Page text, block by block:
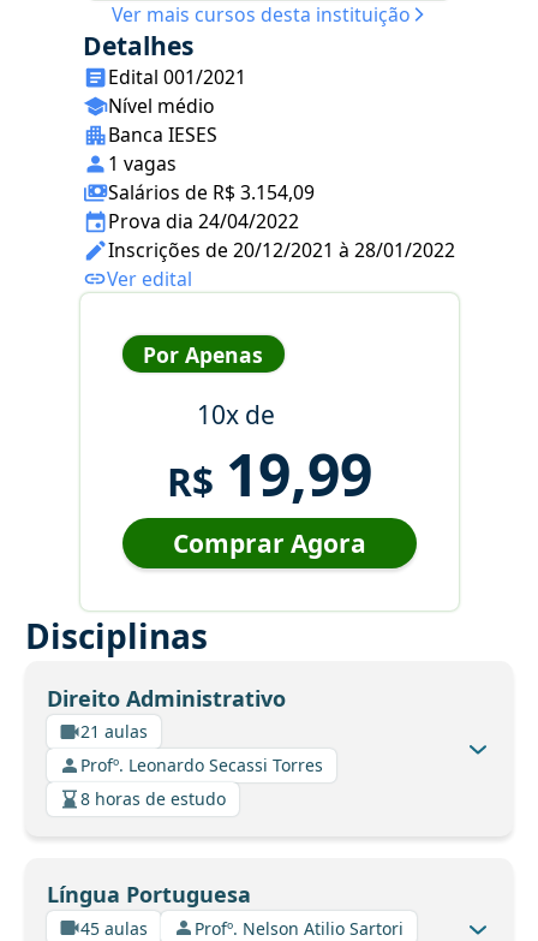
Ver mais cursos desta instituição
Detalhes
Edital 001/2021
Nível médio
Banca IESES
1 vagas
Salários de R$ 3.154,09
Prova dia 24/04/2022
Inscrições de 20/12/2021 à 28/01/2022
Ver edital
Por Apenas
10x de
R$ 19,99
Comprar Agora
Disciplinas
Direito Administrativo
21 aulas
Profº. Leonardo Secassi Torres
8 horas de estudo
Língua Portuguesa
45 aulas
Profº. Nelson Atilio Sartori